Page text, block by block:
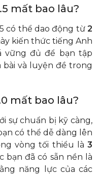
mất bao lâu?
có thể dao động từ 2
kiến thức tiếng Anh
vững đủ để bạn tập
và luyện đề trong
mất bao lâu?
sự chuẩn bị kỹ càng,
có thể dễ dàng lên
vòng tối thiểu là 3
bạn đã có sẵn nền là
năng lực của các